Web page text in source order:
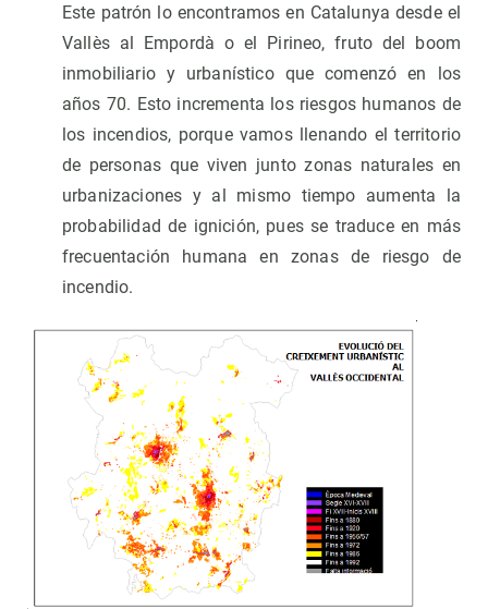
Este patrón lo encontramos en Catalunya desde el
Vallès al Empordà o el Pirineo, fruto del boom
inmobiliario y urbanístico que comenzó en los
años 70. Esto incrementa los riesgos humanos de
los incendios, porque vamos llenando el territorio
de personas que viven junto zonas naturales en
urbanizaciones y al mismo tiempo aumenta la
probabilidad de ignición, pues se traduce en más
frecuentación humana en zonas de riesgo de
incendio.